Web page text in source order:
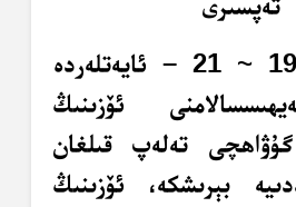
ئاللاھ تائالا 19 ~ 21 – ئايەتلەردە
ئۆزىنىڭ
گۇۋاھچى تەلەپ قىلغان
بېرىشكە، ئۆزىنىڭ